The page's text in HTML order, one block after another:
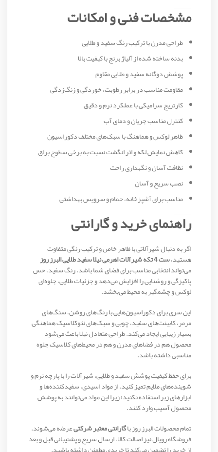
مشخصات فنی و امکانات
طراحی مدرن با ترکیب رنگ سفید و طلایی
بدنه ساخته شده از آلیاژ برنج با کیفیت بالا
پوشش دوگانه سفید و طلایی مقاوم
مقاومت مناسب در برابر رطوبت، خوردگی و زنگ‌زدگی
کارتریج سرامیکی با عملکرد نرم و دقیق
کنترل مناسب جریان و دمای آب
ظاهر لوکس و هماهنگ با سبک‌های مختلف دکوراسیون
کاهش نمایش لکه و اثر انگشت نسبت به برخی سطوح براق
نظافت آسان و نگهداری راحت
نصب سریع و آسان
مناسب برای آشپزخانه، حمام و سرویس بهداشتی
راهنمای خرید و گارانتی
اگر به دنبال شیرآلاتی با ظاهر خاص و ترکیب رنگی متفاوت
هستید،ست 4 تکه شیرآلات اهرمی نیلا سفید طلایی البرز روز
می‌تواند انتخابی مناسب برای فضای شما باشد. رنگ سفید، حس
پاکیزگی و روشنایی را افزایش می‌دهد و جزئیات طلایی، جلوه‌ای
لوکس و چشمگیر به محیط می‌بخشد.
این سری برای دکوراسیون‌هایی با رنگ‌های روشن، سنگ‌های
مرمر، کابینت‌های سفید، چوبی و سبک‌های نئوکلاسیک هماهنگی
بسیار زیبایی ایجاد می‌کند. طراحی متعادل نیلا باعث می‌شود
محصول هم در فضاهای مدرن و هم در محیط‌های کلاسیک جلوه
مناسبی داشته باشد.
برای حفظ کیفیت پوشش سفید و طلایی، شیرآلات را با پارچه نرم و
شوینده‌های ملایم تمیز کنید. از مواد اسیدی، سفیدکننده‌ها و
ابزارهای زبر استفاده نکنید؛ زیرا این مواد می‌توانند به پوشش
محصول آسیب وارد کنند.
تمام محصولات البرز روز باگارانتی معتبر شرکتیعرضه می‌شوند.
فروشگاه رویال نیز اصالت کالا، ارسال سریع و پشتیبانی قبل و بعد